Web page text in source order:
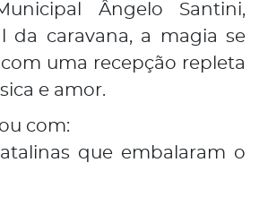
Ângelo Santini,
da caravana, a magia se
uma recepção repleta
e amor.
com:
que embalaram o